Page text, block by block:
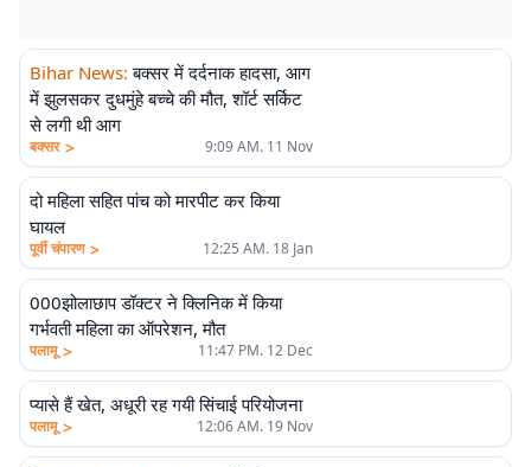
Bihar News: बक्सर में दर्दनाक हादसा, आग
में झुलसकर दुधमुंहे बच्चे की मौत, शॉर्ट सर्किट
से लगी थी आग
बक्सर > 9:09 AM. 11 Nov
दो महिला सहित पांच को मारपीट कर किया
घायल
पूर्वी चंपारण > 12:25 AM. 18 Jan
000झोलाछाप डॉक्टर ने क्लिनिक में किया
गर्भवती महिला का ऑपरेशन, मौत
पलामू > 11:47 PM. 12 Dec
प्यासे हैं खेत, अधूरी रह गयी सिंचाई परियोजना
पलामू > 12:06 AM. 19 Nov